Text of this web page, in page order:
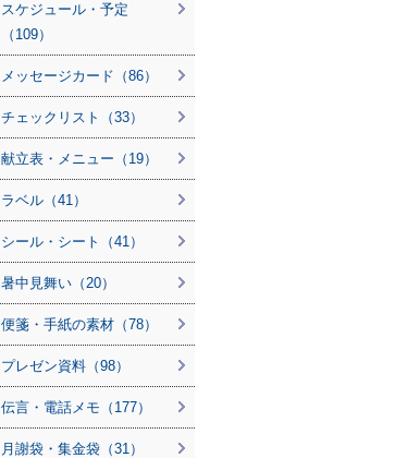
スケジュール・予定
（109）
メッセージカード（86）
チェックリスト（33）
献立表・メニュー（19）
ラベル（41）
シール・シート（41）
暑中見舞い（20）
便箋・手紙の素材（78）
プレゼン資料（98）
伝言・電話メモ（177）
月謝袋・集金袋（31）